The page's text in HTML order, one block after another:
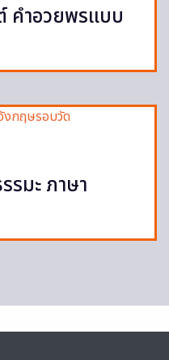
คำอวยพรแบบ
รมะ ภาษา